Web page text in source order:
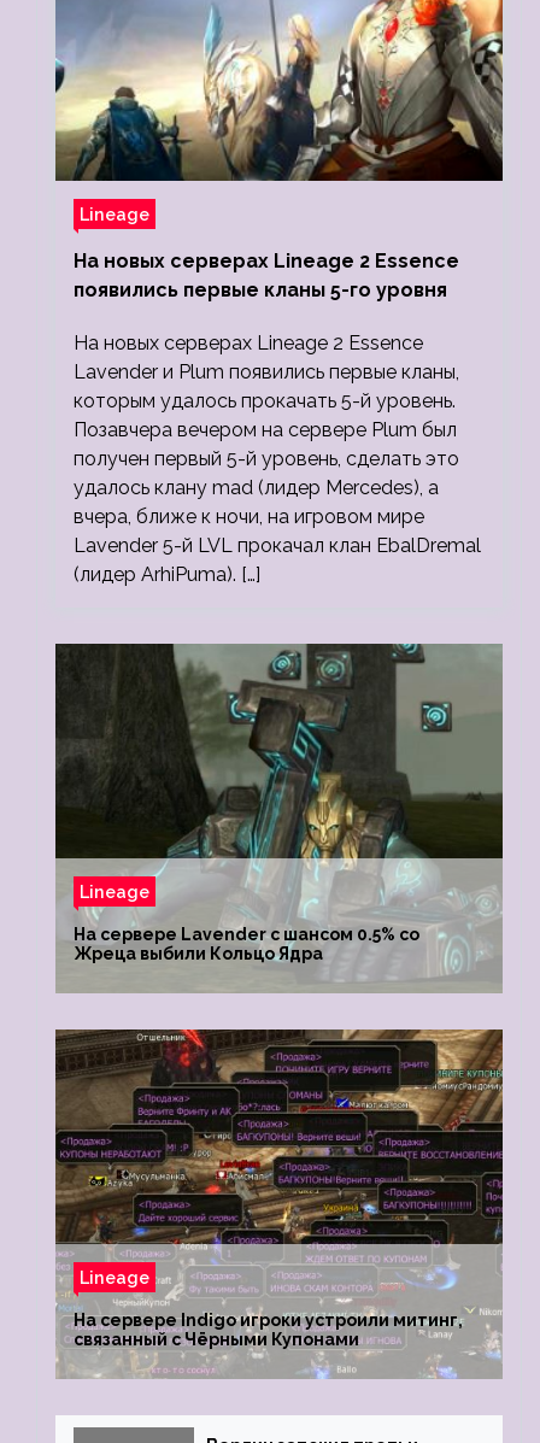
Lineage
На новых серверах Lineage 2 Essence
появились первые кланы 5-го уровня
На новых серверах Lineage 2 Essence
Lavender и Plum появились первые кланы,
которым удалось прокачать 5-й уровень.
Позавчера вечером на сервере Plum был
получен первый 5-й уровень, сделать это
удалось клану mad (лидер Mercedes), а
вчера, ближе к ночи, на игровом мире
Lavender 5-й LVL прокачал клан EbalDremal
(лидер ArhiPuma). […]
Lineage
На сервере Lavender с шансом 0.5% со
Жреца выбили Кольцо Ядра
Lineage
На сервере Indigo игроки устроили митинг,
связанный с Чёрными Купонами